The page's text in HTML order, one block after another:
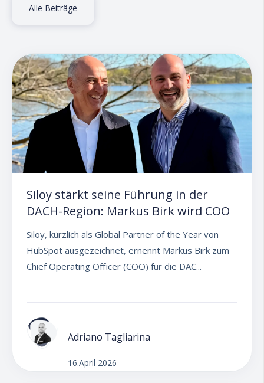
Alle Beiträge
Siloy stärkt seine Führung in der
DACH-Region: Markus Birk wird COO
Siloy, kürzlich als Global Partner of the Year von
HubSpot ausgezeichnet, ernennt Markus Birk zum
Chief Operating Officer (COO) für die DAC...
Adriano Tagliarina
16.April 2026